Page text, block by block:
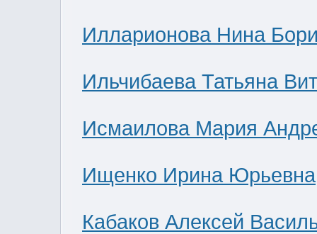
Илларионова Нина
Ильчибаева Татьяна
Исмаилова Мария
Ищенко Ирина Юрьевна
Кабаков Алексей